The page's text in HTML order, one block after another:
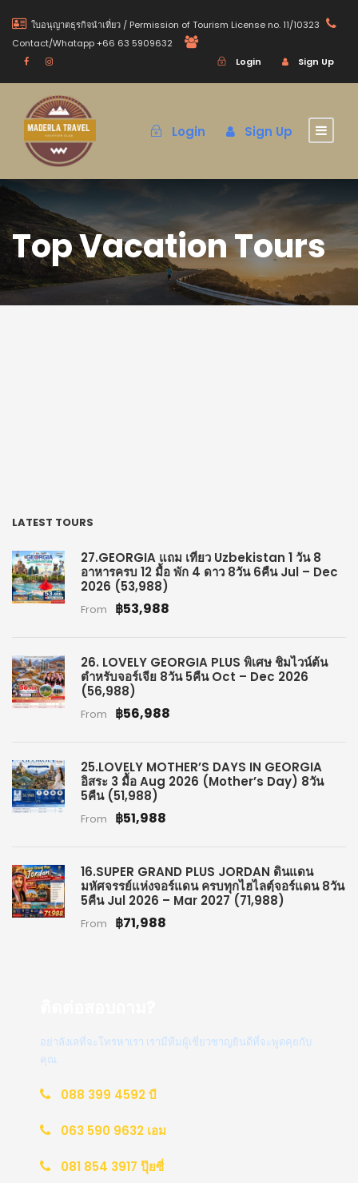
ใบอนุญาตธุรกิจนำเที่ยว / Permission of Tourism License no. 11/10323
Contact/Whatapp +66 63 5909632
Login
Sign Up
Login Sign Up
Top Vacation Tours
LATEST TOURS
27.GEORGIA แถม เที่ยว Uzbekistan 1 วัน 8
อาหารครบ 12 มื้อ พัก 4 ดาว 8วัน 6คืน Jul – Dec
2026 (53,988)
From ฿53,988
26. LOVELY GEORGIA PLUS พิเศษ ชิมไวน์ต้น
ตำหรับจอร์เจีย 8วัน 5คืน Oct – Dec 2026
(56,988)
From ฿56,988
25.LOVELY MOTHER’S DAYS IN GEORGIA
อิสระ 3 มื้อ Aug 2026 (Mother’s Day) 8วัน
5คืน (51,988)
From ฿51,988
16.SUPER GRAND PLUS JORDAN ดินแดน
มหัศจรรย์แห่งจอร์แดน ครบทุกไฮไลตฺ์จอร์แดน 8วัน
5คืน Jul 2026 – Mar 2027 (71,988)
From ฿71,988
อย่าลังเลที่จะโทรหาเรา เรามีทีมผู้เชี่ยวชาญยินดีที่จะพูดคุยกับ
คุณ.
088 399 4592 บี
063 590 9632 เอม
081 854 3917 ปุ๊ยซี่